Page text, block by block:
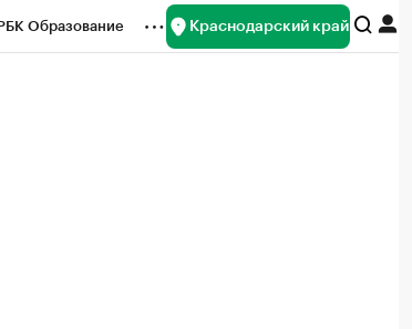
Образование Краснодарский край